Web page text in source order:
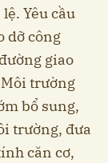
Yêu cầu
dỡ công
giao
trường
bổ sung,
trường, đưa
căn cơ,